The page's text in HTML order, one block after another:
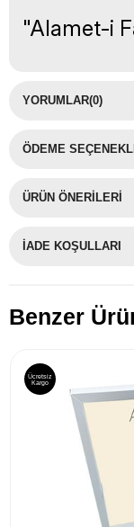
"Alamet-i
YORUMLAR(0)
ÖDEME
ÜRÜN ÖNERILERI
İADE KOŞULLARI
Benzer
Ücretsiz
Kargo